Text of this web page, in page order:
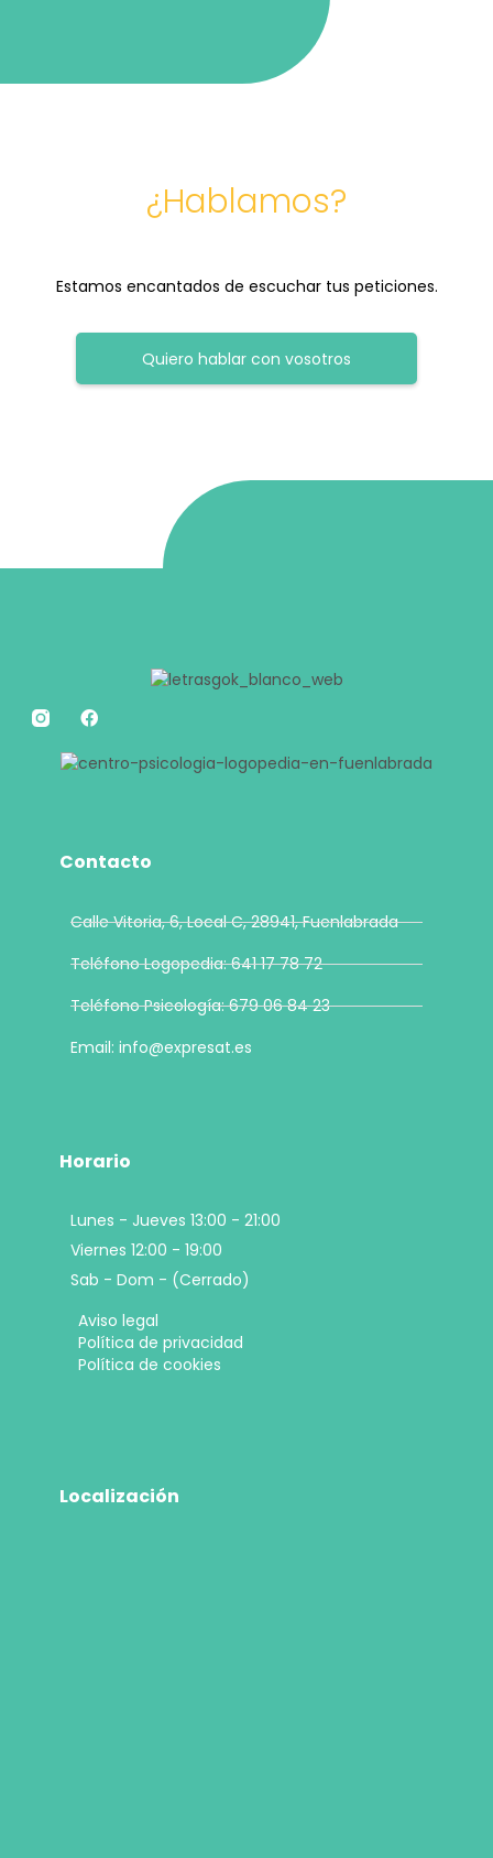
¿Hablamos?
Estamos encantados de escuchar tus peticiones.
Quiero hablar con vosotros
Contacto
Calle Vitoria, 6, Local C, 28941, Fuenlabrada
Teléfono Logopedia: 641 17 78 72
Teléfono Psicología: 679 06 84 23
Email: info@expresat.es
Horario
Lunes - Jueves 13:00 - 21:00
Viernes 12:00 - 19:00
Sab - Dom - (Cerrado)
Aviso legal
Política de privacidad
Política de cookies
Localización